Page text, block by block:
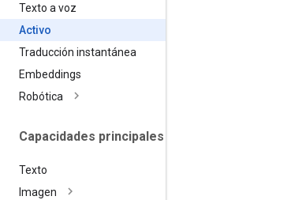
Texto a voz
Activo
Traducción instantánea
Embeddings
Robótica
Capacidades principales
Texto
Imagen